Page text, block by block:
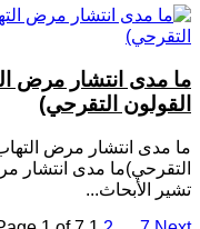
ما مدى انتشار مرض
القولون التقرحي)
ما مدى انتشار مرض
التقرحي)ما مدى انتشار
تشير الأبحاث...